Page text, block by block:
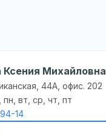
Михайловна
44А, офис. 202
вт, ср, чт, пт
14